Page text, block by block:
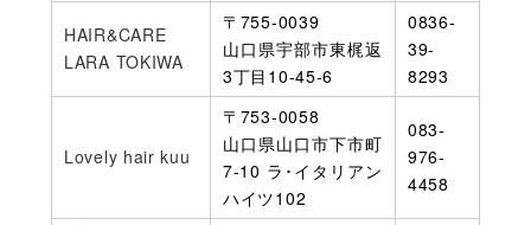
HAIR&CARE
LARA TOKIWA
〒755-0039
山口県宇部市東梶返
3丁目10-45-6
0836-
39-
8293
Lovely hair kuu
〒753-0058
山口県山口市下市町
7-10 ラ･イタリアン
ハイツ102
083-
976-
4458